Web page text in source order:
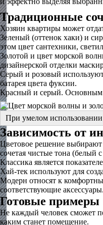
Традиционные
Хозяин квартиры может
Зеленый (оттенок хаки) и
этом цвет сантехники,
Золотой и цвет морской
дизайнерской отделки
Серый и розовый используют
батарея цвета фуксии.
Красный и серый. Основным
При умелом
Зависимость от
Цветовое решение выбирают
сочетая чистые тона (белый
Классика является
Хай-тек используют для
Модерн относят к
соответствующие аксессуары.
Готовые примеры
Не каждый человек сможет
каким станет помещение.